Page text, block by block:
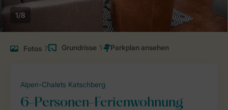
1/8
Fotos 7 Grundrisse 1
Alpen-Chalets Katschberg
6-Personen-Ferienwohnung